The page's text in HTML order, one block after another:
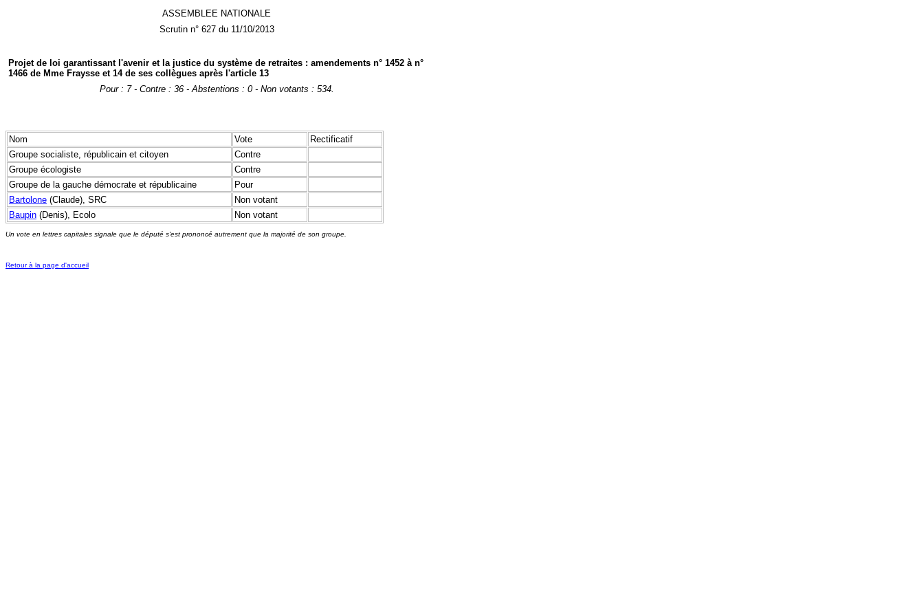
ASSEMBLEE NATIONALE
Scrutin n° 627 du 11/10/2013
Projet de loi garantissant l'avenir et la justice du système de retraites : amendements n° 1452 à n°
1466 de Mme Fraysse et 14 de ses collègues après l'article 13
Pour : 7 - Contre : 36 - Abstentions : 0 - Non votants : 534.
Nom Vote
Rectificatif
Groupe socialiste, républicain et citoyen
Contre
Groupe écologiste
Contre
Groupe de la gauche démocrate et républicaine
Pour
Bartolone (Claude), SRC
Non votant
Baupin (Denis), Ecolo Non votant
Un vote en lettres capitales signale que le député s'est prononcé autrement que la majorité de son groupe.
Retour à la page d'accueil